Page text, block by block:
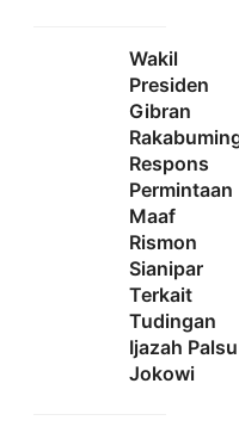
Wakil
Presiden
Gibran
Respons
Permintaan
Maaf
Rismon
Sianipar
Terkait
Tudingan
Ijazah Palsu
Jokowi